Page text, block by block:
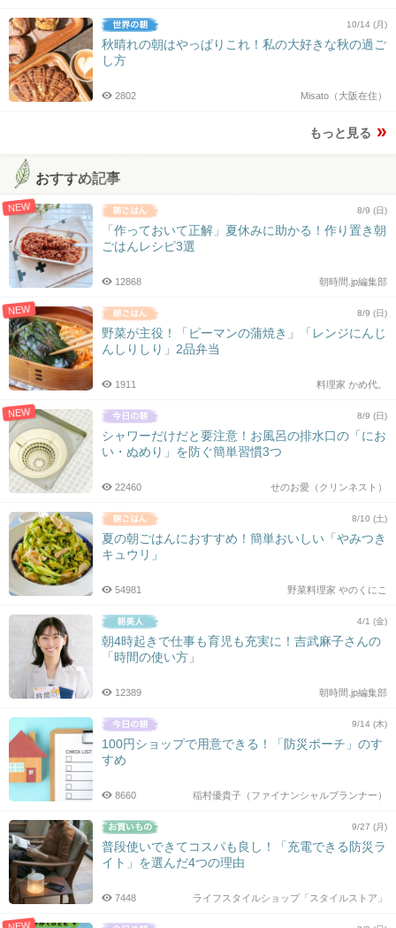
10/14 (月)
秋晴れの朝はやっぱりこれ！私の大好きな秋の過ご
し方
Misato（大阪在住）
2802
もっと見る
おすすめ記事
NEW 8/9 (日)
「作っておいて正解」夏休みに助かる！作り置き朝
ごはんレシピ3選
朝時間.jp編集部
12868
NEW 8/9 (日)
野菜が主役！「ピーマンの蒲焼き」「レンジにんじ
んしりしり」2品弁当
料理家 かめ代。
1911
NEW 8/9 (日)
シャワーだけだと要注意！お風呂の排水口の「にお
い・ぬめり」を防ぐ簡単習慣3つ
せのお愛（クリンネスト）
22460
8/10 (土)
夏の朝ごはんにおすすめ！簡単おいしい「やみつき
キュウリ」
野菜料理家 やのくにこ
54981
4/1 (金)
朝4時起きで仕事も育児も充実に！吉武麻子さんの
「時間の使い方」
朝時間.jp編集部
12389
9/14 (木)
100円ショップで用意できる！「防災ポーチ」のす
すめ
稲村優貴子（ファイナンシャルプランナー）
8660
9/27 (月)
普段使いできてコスパも良し！「充電できる防災ラ
イト」を選んだ4つの理由
ライフスタイルショップ「スタイルストア」
7448